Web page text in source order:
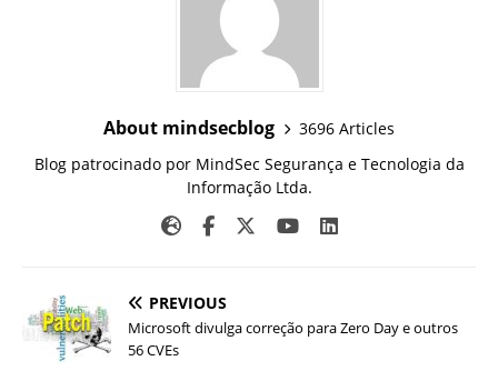
About mindsecblog
3696 Articles
Blog patrocinado por MindSec Segurança e Tecnologia da
Informação Ltda.
PREVIOUS
Microsoft divulga correção para Zero Day e outros
56 CVEs